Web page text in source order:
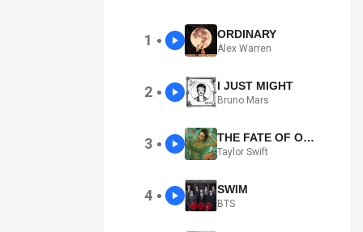
1 ● ORDINARY
Alex Warren
2 ● I JUST MIGHT
Bruno Mars
3 ● THE FATE OF OPHELIA
Taylor Swift
4 ● SWIM
BTS